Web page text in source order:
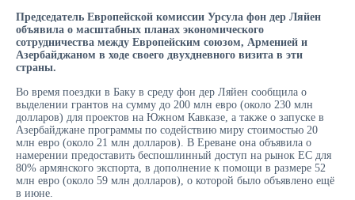
Председатель Европейской комиссии Урсула фон дер Ляйен
объявила о масштабных планах экономического
сотрудничества между Европейским союзом, Арменией и
Азербайджаном в ходе своего двухдневного визита в эти
страны.
Во время поездки в Баку в среду фон дер Ляйен сообщила о
выделении грантов на сумму до 200 млн евро (около 230 млн
долларов) для проектов на Южном Кавказе, а также о запуске в
Азербайджане программы по содействию миру стоимостью 20
млн евро (около 21 млн долларов). В Ереване она объявила о
намерении предоставить беспошлинный доступ на рынок ЕС для
80% армянского экспорта, в дополнение к помощи в размере 52
млн евро (около 59 млн долларов), о которой было объявлено ещё
в июне.